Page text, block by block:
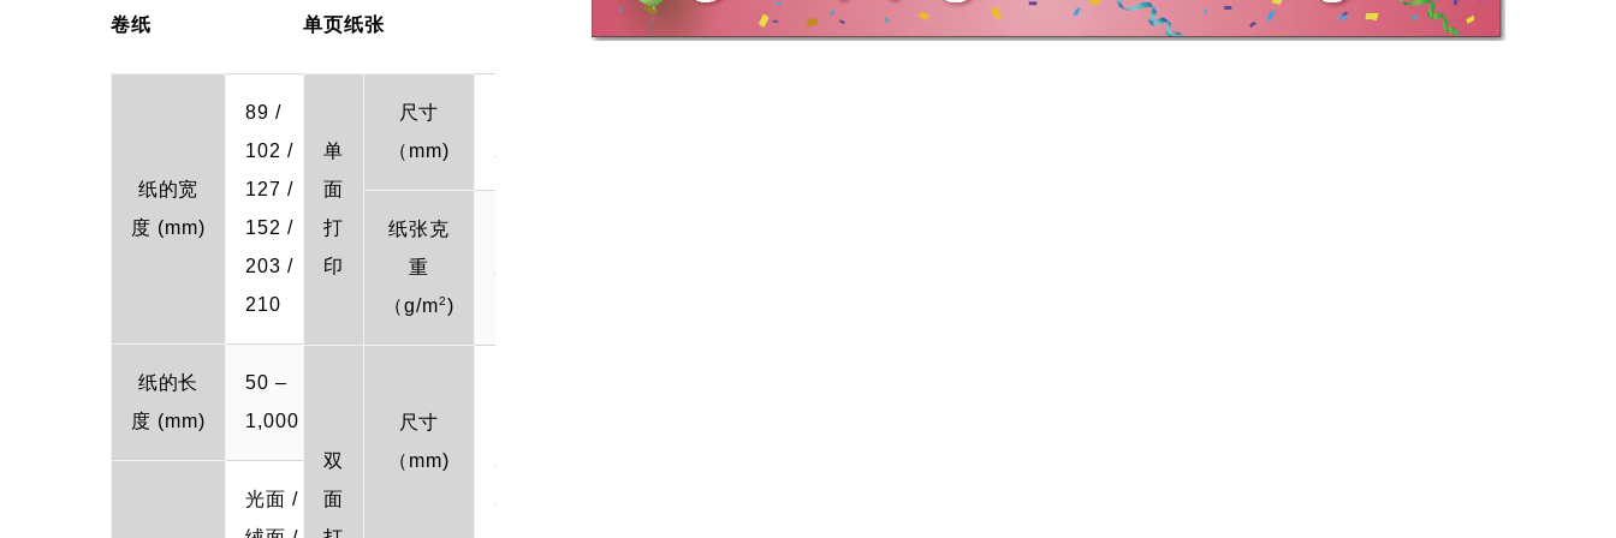
卷纸
纸的宽
度 (mm)
89 /
102 /
127 /
152 /
203 /
210
纸的长
度 (mm)
50 –
1,000
光面 /
单页纸张
单
面
打
印
尺寸
（mm)
纸张克
重
（g/m2)
双
面
尺寸
（mm)